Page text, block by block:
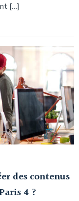
[…]
des contenus
4 ?